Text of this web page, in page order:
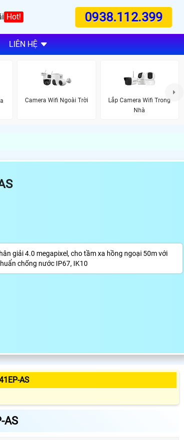
Hot! 0938.112.399
LIÊN HỆ
Camera Wifi Ngoài Trời
Lắp Camera Wifi Trong
Nhà
giải 4.0 megapixel, cho tầm xa hồng ngoại 50m với
chống nước IP67, IK10
AS
AS